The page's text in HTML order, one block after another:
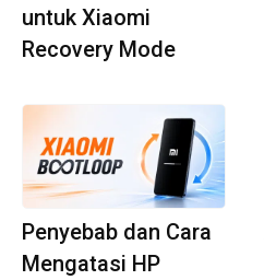
untuk Xiaomi
Recovery Mode
Penyebab dan Cara
Mengatasi HP